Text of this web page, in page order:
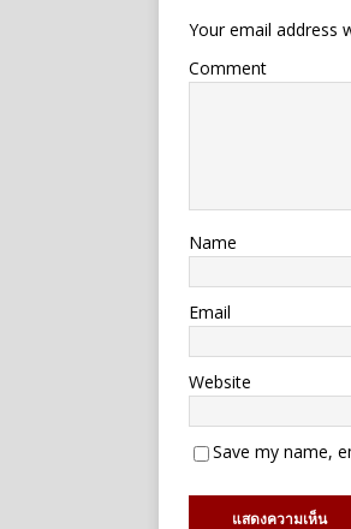
Your email address
Comment
Name
Email
Website
Save my name,